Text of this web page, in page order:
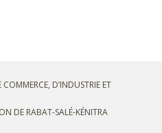
D’INDUSTRIE ET
DE RABAT-SALÉ-KÉNITRA